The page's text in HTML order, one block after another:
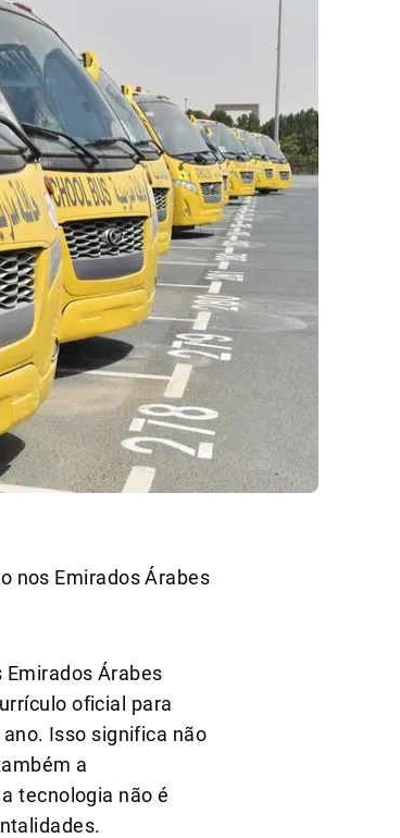
nos Emirados Árabes
Árabes
oficial para
Isso significa não
a
tecnologia não é